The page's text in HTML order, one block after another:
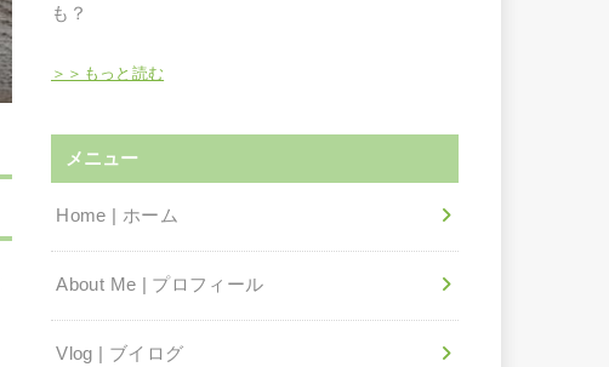
も？
＞＞もっと読む
メニュー
Home | ホーム
About Me | プロフィール
Vlog | ブイログ